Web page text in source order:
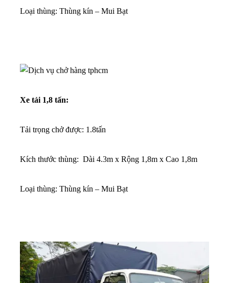
Loại thùng: Thùng kín – Mui Bạt
Xe tải 1,8 tấn:
Tải trọng chở được: 1.8tấn
Kích thước thùng: Dài 4.3m x Rộng 1,8m x Cao 1,8m
Loại thùng: Thùng kín – Mui Bạt